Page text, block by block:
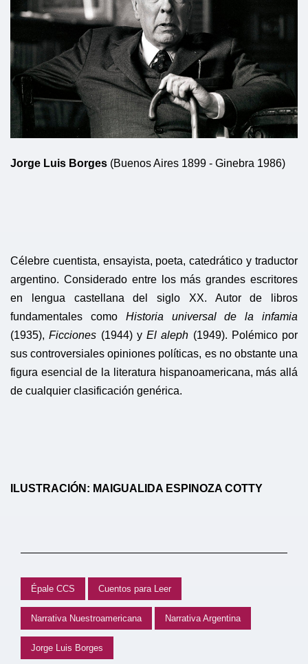
Jorge Luis Borges (Buenos Aires 1899 - Ginebra 1986)
Célebre cuentista, ensayista, poeta, catedrático y traductor
argentino. Considerado entre los más grandes escritores
en lengua castellana del siglo XX. Autor de libros
fundamentales como Historia universal de la infamia
(1935),Ficciones (1944) y El aleph (1949). Polémico por
sus controversiales opiniones políticas, es no obstante una
figura esencial de la literatura hispanoamericana, más allá
de cualquier clasificación genérica.
ILUSTRACIÓN: MAIGUALIDA ESPINOZA COTTY
Épale CCS Cuentos para Leer
Narrativa Nuestroamericana Narrativa Argentina
Jorge Luis Borges